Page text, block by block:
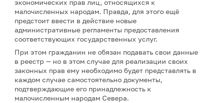
экономических прав лиц, относящихся к
малочисленных народам. Правда, для этого ещё
предстоит ввести в действие новые
административные регламенты предоставления
соответствующих государственных услуг.
При этом гражданин не обязан подавать свои данные
в реестр — но в этом случае для реализации своих
законных прав ему необходимо будет представлять в
каждом случае самостоятельно документы,
подтверждающие его принадлежность к
малочисленным народам Севера.